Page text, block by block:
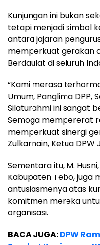
Kunjungan ini bukan
tetapi menjadi simbol
antara jajaran
memperkuat gerakan
Berdaulat di seluruh
“Kami merasa
Umum, Panglima DPP,
Silaturahmi ini sangat
Semoga mempererat
memperkuat sinergi
Zulkarnain, Ketua DPW
Sementara itu, M.
Kabupaten Tebo, juga
antusiasmenya atas
komitmen mereka
organisasi.
BACA JUGA:DPW